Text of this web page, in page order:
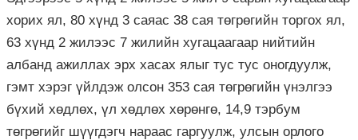
хорих ял, 80 хүнд 3 саяас 38 сая төгрөгийн торгох ял,
63 хүнд 2 жилээс 7 жилийн хугацаагаар нийтийн
албанд ажиллах эрх хасах ялыг тус тус оногдуулж,
гэмт хэрэг үйлдэж олсон 353 сая төгрөгийн үнэлгээ
бүхий хөдлөх, үл хөдлөх хөрөнгө, 14,9 тэрбум
төгрөгийг шүүгдэгч нараас гаргуулж, улсын орлого